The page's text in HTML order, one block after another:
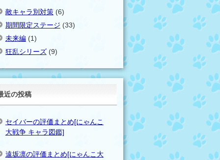
敵キャラ別対策(6)
期間限定ステージ (33)
未来編(1)
狂乱シリーズ(9)
近の投稿
セイバーの評価まとめ[にゃんこ
大戦争 キャラ図鑑]
遠坂凛の評価まとめ[にゃんこ大